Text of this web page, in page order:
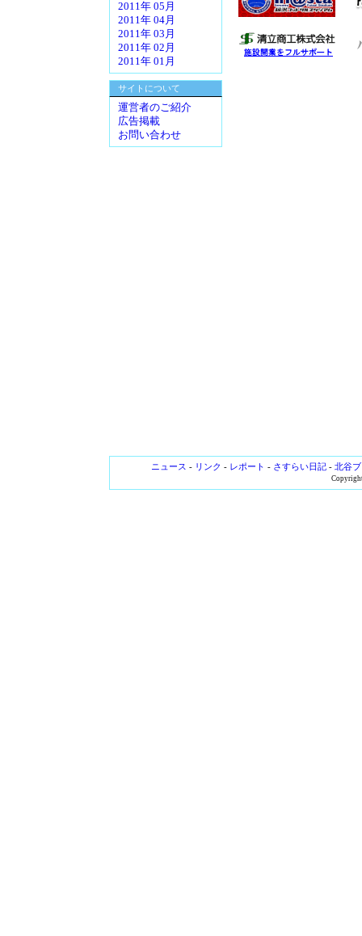
2011年 05月
2011年 04月
2011年 03月
2011年 02月
2011年 01月
サイトについて
運営者のご紹介
広告掲載
お問い合わせ
ニュース - リンク - レポート - さすらい日記- 北谷